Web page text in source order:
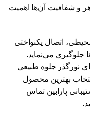
و شفافیت آن‌ها اهمیت
اتصال یکنواختی
جلوگیری می‌نماید.
نورگذر جلوه طبیعی
بهترین محصول
پارابین تماس